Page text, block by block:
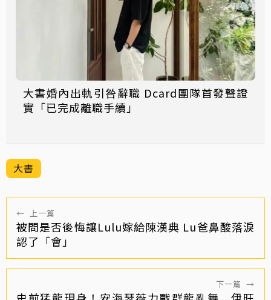
大書婚內出軌引咎辭職 Dcard團隊首發聲證
實「已完成離職手續」
大書
← 上一篇
被問是否後悔讓Lulu嫁給陳漢典 Lu爸鼻酸落淚
認了「會」
下一篇 →